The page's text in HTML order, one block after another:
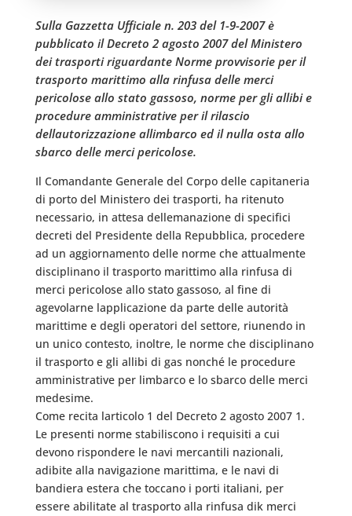
Sulla Gazzetta Ufficiale n. 203 del 1-9-2007 è
pubblicato il Decreto 2 agosto 2007 del Ministero
dei trasporti riguardante Norme provvisorie per il
trasporto marittimo alla rinfusa delle merci
pericolose allo stato gassoso, norme per gli allibi e
procedure amministrative per il rilascio
dellautorizzazione allimbarco ed il nulla osta allo
sbarco delle merci pericolose.
Il Comandante Generale del Corpo delle capitaneria
di porto del Ministero dei trasporti, ha ritenuto
necessario, in attesa dellemanazione di specifici
decreti del Presidente della Repubblica, procedere
ad un aggiornamento delle norme che attualmente
disciplinano il trasporto marittimo alla rinfusa di
merci pericolose allo stato gassoso, al fine di
agevolarne lapplicazione da parte delle autorità
marittime e degli operatori del settore, riunendo in
un unico contesto, inoltre, le norme che disciplinano
il trasporto e gli allibi di gas nonché le procedure
amministrative per limbarco e lo sbarco delle merci
medesime.
Come recita larticolo 1 del Decreto 2 agosto 2007 1.
Le presenti norme stabiliscono i requisiti a cui
devono rispondere le navi mercantili nazionali,
adibite alla navigazione marittima, e le navi di
bandiera estera che toccano i porti italiani, per
essere abilitate al trasporto alla rinfusa dik merci